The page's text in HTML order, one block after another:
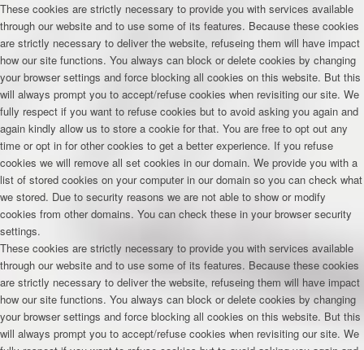
These cookies are strictly necessary to provide you with services available
through our website and to use some of its features. Because these cookies
are strictly necessary to deliver the website, refuseing them will have impact
how our site functions. You always can block or delete cookies by changing
your browser settings and force blocking all cookies on this website. But this
will always prompt you to accept/refuse cookies when revisiting our site. We
fully respect if you want to refuse cookies but to avoid asking you again and
again kindly allow us to store a cookie for that. You are free to opt out any
time or opt in for other cookies to get a better experience. If you refuse
cookies we will remove all set cookies in our domain. We provide you with a
list of stored cookies on your computer in our domain so you can check what
we stored. Due to security reasons we are not able to show or modify
cookies from other domains. You can check these in your browser security
settings.
These cookies are strictly necessary to provide you with services available
through our website and to use some of its features. Because these cookies
are strictly necessary to deliver the website, refuseing them will have impact
how our site functions. You always can block or delete cookies by changing
your browser settings and force blocking all cookies on this website. But this
will always prompt you to accept/refuse cookies when revisiting our site. We